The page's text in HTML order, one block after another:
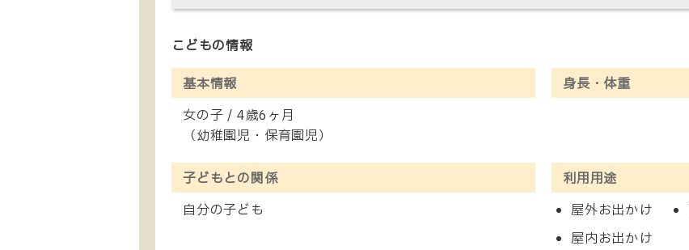
こどもの情報
基本情報
女の子 / 4歳6ヶ月
（幼稚園児・保育園児）
身長・体重
子どもとの関係
自分の子ども
利用用途
屋外お出かけ
屋内お出かけ